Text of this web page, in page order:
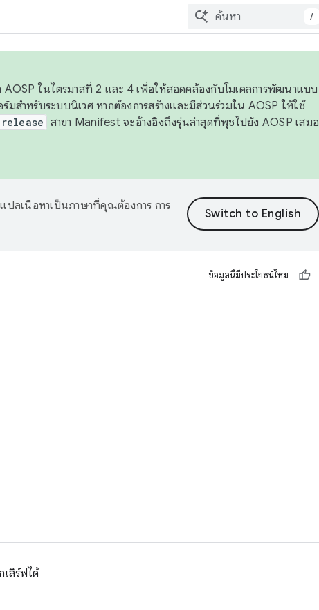
/
ในไตรมาสที่ 2 และ 4 เพื่อให้สอดคล้องกับโมเดลการพัฒนาแบบ
สำหรับระบบนิเวศ หากต้องการสร้างและมีส่วนร่วมใน AOSP ให้ใช้
สาขา Manifest จะอ้างอิงถึงรุ่นล่าสุดที่พุชไปยัง AOSP เสมอ
ปลเนื้อหาเป็นภาษาที่คุณต้องการ การ
ข้อมูลนี้มีประโยชน์ไหม
เสิร์ฟได้